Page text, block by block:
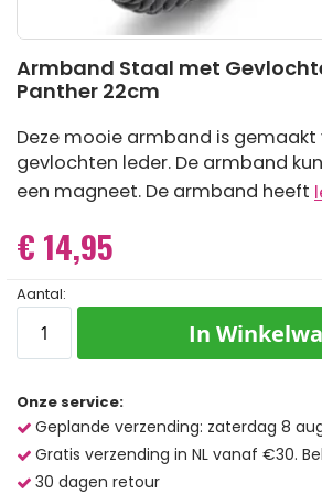
naar
het
van
de
afbeeldingen-
gallerij
Armband Staal met
Panther 22cm
Deze mooie armband is gemaakt
gevlochten leder. De armband
een magneet. De armband heeft
€ 14,95
Aantal:
In
Onze service:
Geplande verzending: zaterdag 8
Gratis verzending in NL vanaf €30.
30 dagen retour